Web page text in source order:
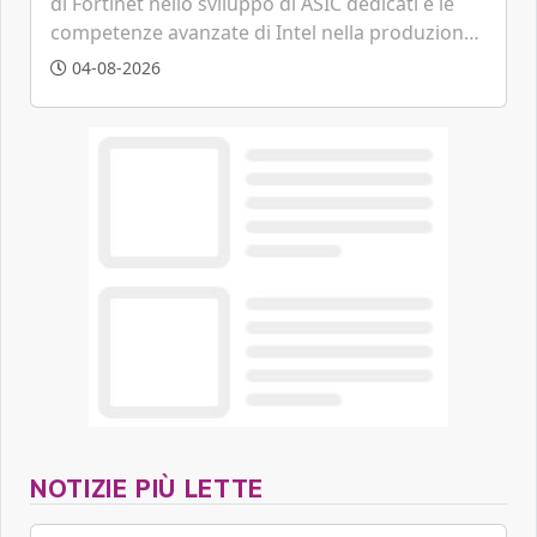
competenze avanzate di Intel nella produzione
di semiconduttori per potenziare la
04-08-2026
NOTIZIE PIÙ LETTE